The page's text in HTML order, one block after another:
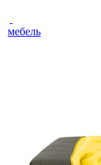
мебель